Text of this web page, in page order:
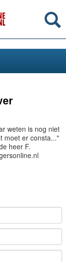
weten is nog niet
moet er consta..."
heer F.